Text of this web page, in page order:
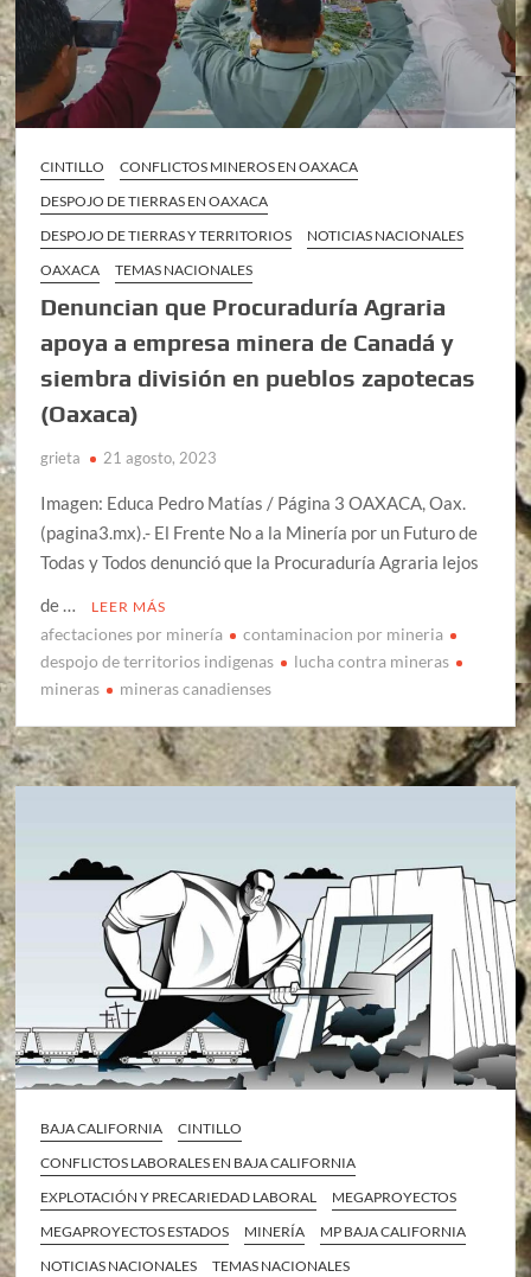
CINTILLO
CONFLICTOS MINEROS EN OAXACA
DESPOJO DE TIERRAS EN OAXACA
DESPOJO DE TIERRAS Y TERRITORIOS
NOTICIAS NACIONALES
OAXACA
TEMAS NACIONALES
Denuncian que Procuraduría Agraria
apoya a empresa minera de Canadá y
siembra división en pueblos zapotecas
(Oaxaca)
grieta 21 agosto, 2023
Imagen: Educa Pedro Matías / Página 3 OAXACA, Oax.
(pagina3.mx).- El Frente No a la Minería por un Futuro de
Todas y Todos denunció que la Procuraduría Agraria lejos
de …
LEER MÁS
afectaciones por minería
contaminacion por mineria
despojo de territorios indigenas
lucha contra mineras
mineras
mineras canadienses
BAJA CALIFORNIA
CINTILLO
CONFLICTOS LABORALES EN BAJA CALIFORNIA
EXPLOTACIÓN Y PRECARIEDAD LABORAL
MEGAPROYECTOS
MEGAPROYECTOS ESTADOS
MINERÍA
MP BAJA CALIFORNIA
NOTICIAS NACIONALES
TEMAS NACIONALES